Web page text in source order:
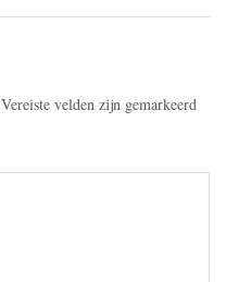
Vereiste velden zijn gemarkeerd